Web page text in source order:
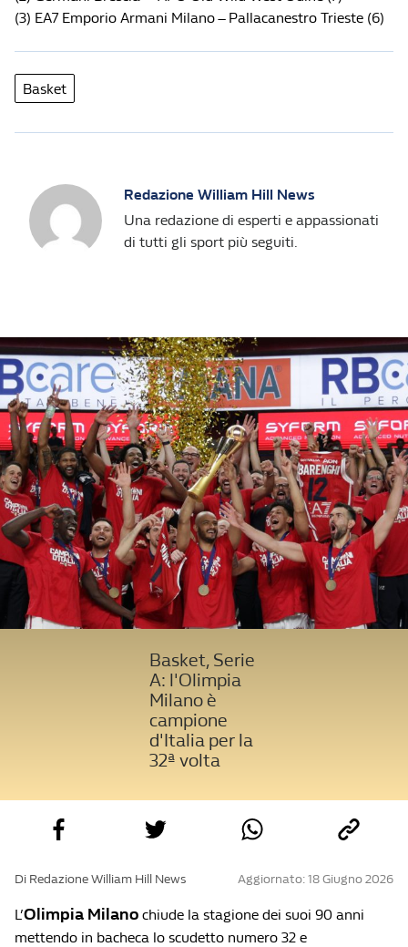
(3) EA7 Emporio Armani Milano – Pallacanestro Trieste (6)
Basket
Redazione William Hill News
Una redazione di esperti e appassionati
di tutti gli sport più seguiti.
Basket, Serie
A: l'Olimpia
Milano è
campione
d'Italia per la
32ª volta
Di Redazione William Hill News Aggiornato: 18 Giugno 2026
L’Olimpia Milano chiude la stagione dei suoi 90 anni
mettendo in bacheca lo scudetto numero 32 e